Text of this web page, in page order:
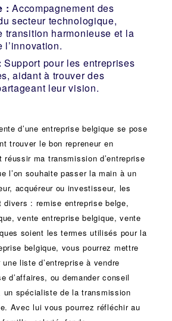
: Accompagnement des
secteur technologique,
transition harmonieuse et la
l’innovation.
Support pour les entreprises
aidant à trouver des
leur vision.
d’une entreprise belgique se pose
trouver le bon repreneur en
réussir ma transmission d’entreprise
l’on souhaite passer la main à un
acquéreur ou investisseur, les
divers : remise entreprise belge,
vente entreprise belgique, vente
soient les termes utilisés pour la
belgique, vous pourrez mettre
liste d’entreprise à vendre
d’affaires, ou demander conseil
un spécialiste de latransmission
Avec lui vous pourrez réfléchir au